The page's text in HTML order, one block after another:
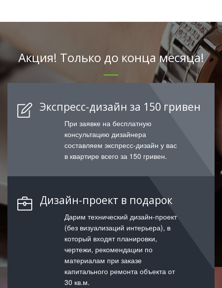
Акция! Только до конца месяца!
Экспресс-дизайн за 150 гривен
При заявке на бесплатную
консультацию дизайнера
составляем экспресс-дизайн у вас
в квартире всего за 150 гривен.
Дизайн-проект в подарок
Дарим технический дизайн-проект
(без визуализаций интерьера), в
который входят планировки,
чертежи, рекомендации по
материалам при заказе
капитального ремонта объекта от
30 кв.м.